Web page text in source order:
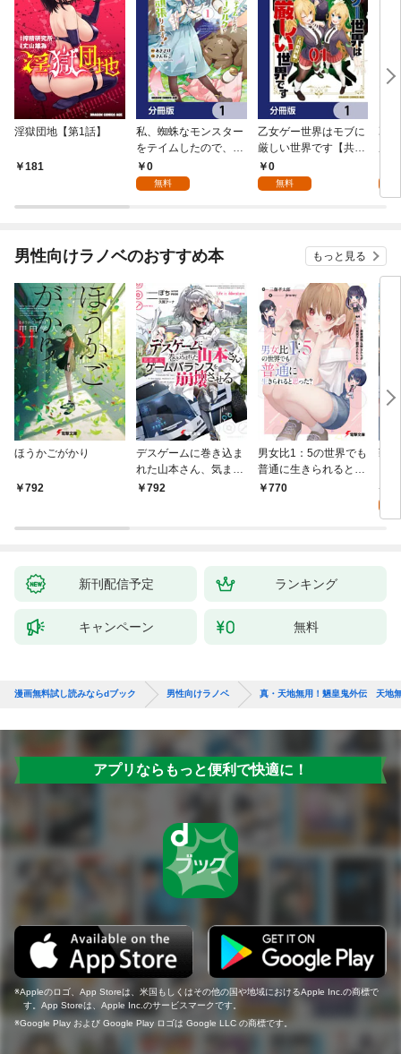
淫獄団地【第1話】
181
私、蜘蛛なモンスター
をテイムしたので、ス
パイダーシルクで裁縫
を頑張ります！【分冊
0
無料
乙女ゲー世界はモブに
厳しい世界です【共和
国編】【分冊版】 1
0
無料
乙
男性向けラノベのおすすめ本 もっと見る
ほうかごがかり
792
デスゲームに巻き込ま
れた山本さん、気まま
にゲームバランスを崩
792
男女比1：5の世界でも
普通に生きられると思
った？ ～激重感情な
770
戦
特
新刊配信予定 ランキング
キャンペーン 無料
漫画無料試し読みならdブック 男性向けラノベ 真・天地無用！魎皇鬼外伝 天地
アプリならもっと便利で快適に！
Appleのロゴ、App Storeは、米国もしくはその他の国や地域におけるApple Inc.の商標で
す。App Storeは、Apple Inc.のサービスマークです。
Google Play および Google Play ロゴは Google LLC の商標です。